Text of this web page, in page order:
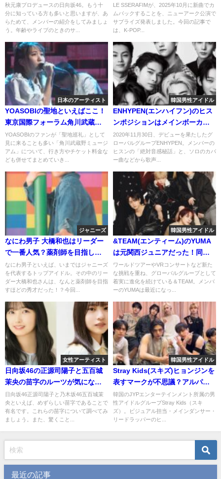
も！
秋元康プロデュースの日向坂46。もう十
分に知っている方も多いと思いますが、あ
らためて、メンバーの紹介をしてみましょ
う。年齢やライブのときのサ...
ックの意味とは？
LE SSERAFIMが、2025年10月に新曲でカ
ムバックすることを、ニューアーク公演で
サプライズ発表しました。今回の記事で
は、K-POP...
日本のアーティスト
YOASOBIの聖地といえばここ！
東京国際フォーラム角川武蔵野
ミュージアムの行き方含めて教
えます！
YOASOBIのファンが「聖地巡礼」として
見に来ることも多い「角川武蔵野ミュージ
アム」について、行き方やチケット料金な
ども併せてまとめていき...
韓国男性アイドル
ENHYPEN(エンハイフン)のヒス
ンポジションはメインボーカ
ル！絶対音感だからこその歌声
から目が離せない！
2020年11月30日、デビューを果たしたグ
ローバルグループENHYPEN。メンバーの
ヒスンの「絶対音感秘話」と、ソロのカバ
ー曲などから歌声...
ジャニーズ
なにわ男子 大橋和也はリーダー
で一番人気？薬剤師を目指して
いたという噂についても！
なにわ男子といえば、いまではジャニーズ
を代表するトップアイドル。その中のリー
ダー大橋和也さんは、なんと薬剤師を目指
すほどの秀才だった！？今回...
韓国男性アイドル
&TEAM(エンティーム)のYUMA
は元関西ジュニアだった！同期
はなにわ男子の大西流星！
ワールドツアーやVRコンサートなど新た
な挑戦を重ね、グローバルグループとして
着実に進化を続けている＆TEAM。メンバ
ーのYUMAは最近になっ...
女性アーティスト
日向坂46の正源司陽子と五百城
茉央の苗字のルーツが気にな
る！実はいとこ同士って知って
た？
日向坂46正源司陽子と乃木坂46五百城茉
央といえば、めずらしい苗字であることで
有名です。これらの苗字について調べてみ
ましょう。また、驚くこと...
韓国男性アイドル
Stray Kids(スキズ)ヒョンジンを
表すマークが不思議？アルパカ
や餃子の理由にビックリ！
韓国のJYPエンターテインメント所属の男
性アイドルグループStray Kids（スキ
ズ）。ビジュアル担当・メインダンサー・
リードラッパーのヒ...
最近の記事